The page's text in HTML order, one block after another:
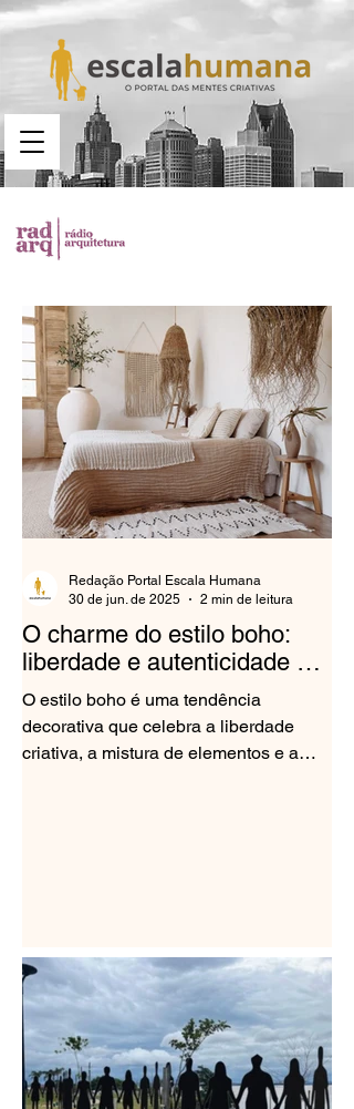
Busca no portal
O charme do estilo boho:
liberdade e autenticidade na
decoração
O estilo boho é uma tendência
decorativa que celebra a liberdade
criativa, a mistura de elementos e a
Redação Portal Escala Humana
30 de jun. de 2025
2 min de leitura